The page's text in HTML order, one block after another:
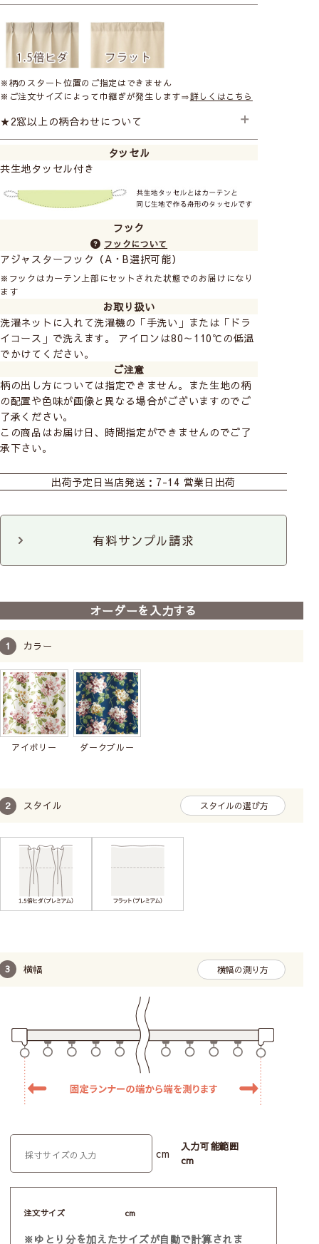
├プレミアム縫製
※柄のスタート位置のご指定はできません
※ご注文サイズによって巾継ぎが発生します⇒詳しくはこちら
★2窓以上の柄合わせについて
2窓以上のご注文で柄のスタート位置を合わせたい場合は
追加料金となります。ご注文の際に備考欄にご記入くだ
2窓の柄合わせ +1,500円
3窓の柄合わせ +3,000円
タッセル
共生地タッセル付き
フック
フックについて
アジャスターフック（A・B選択可能）
※フックはカーテン上部にセットされた状態でのお届けになり
ます
お取り扱い
洗濯ネットに入れて洗濯機の「手洗い」または「ドラ
イコース」で洗えます。 アイロンは80～110℃の低温
でかけてください。
ご注意
柄の出し方については指定できません。また生地の柄
の配置や色味が画像と異なる場合がございますのでご
了承ください。
この商品はお届け日、時間指定ができませんのでご了
承下さい。
前
【既製カーテン(1枚入り)】
ディズニー厚地｜19柄
次
出荷予定日 当店発送：7-14 営業日出荷
有料サンプル請求
オーダーを入力する
カラー
アイボリー ダークブルー
スタイル スタイルの選び方
横幅 横幅の測り方
cm
入力可能範囲
cm
注文サイズ cm
※ゆとり分を加えたサイズが自動で計算されま